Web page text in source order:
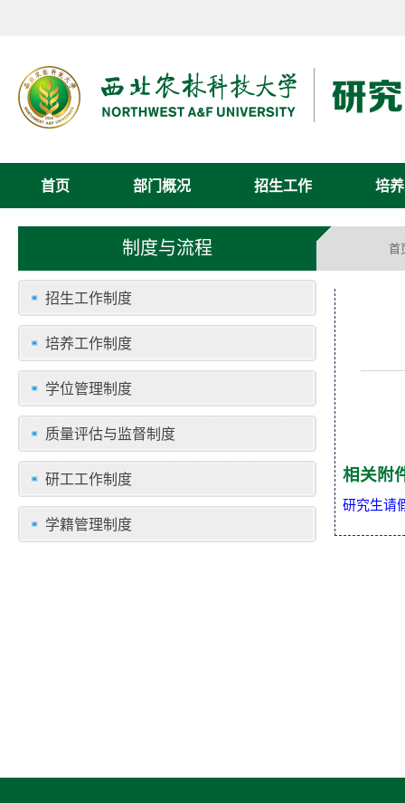
首页 部门概况 招生工作 培
制度与流程 首
招生工作制度
培养工作制度
学位管理制度
质量评估与监督制度
研工工作制度
学籍管理制度
相关附
研究生请